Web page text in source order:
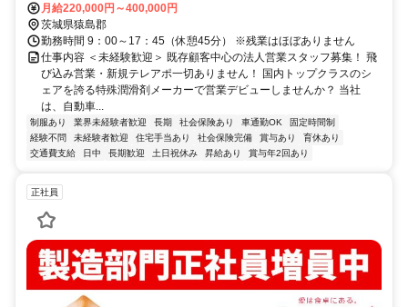
月給220,000円～400,000円
茨城県猿島郡
勤務時間 9：00～17：45（休憩45分） ※残業はほぼありません
仕事内容 ＜未経験歓迎＞ 既存顧客中心の法人営業スタッフ募集！ 飛
び込み営業・新規テレアポ一切ありません！ 国内トップクラスのシ
ェアを誇る特殊潤滑剤メーカーで営業デビューしませんか？ 当社
は、自動車...
制服あり 業界未経験者歓迎 長期 社会保険あり 車通勤OK
固定時間制
経験不問
未経験者歓迎 住宅手当あり 社会保険完備 賞与あり
育休あり
交通費支給
日中 長期歓迎 土日祝休み 昇給あり 賞与年2回あり
正社員